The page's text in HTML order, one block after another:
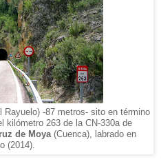
Rayuelo) -87 metros- sito en término
kilómetro 263 de la CN-330a de
de Moya(Cuenca), labrado en
(2014).